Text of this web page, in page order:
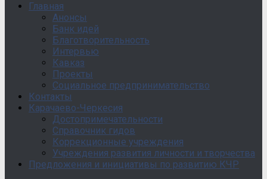
Главная
Анонсы
Банк идей
Благотворительность
Интервью
Кавказ
Проекты
Социальное предпринимательство
Контакты
Карачаево-Черкесия
Достопримечательности
Справочник гидов
Коррекционные учреждения
Учреждения развития личности и творчества
Предложения и инициативы по развитию КЧР